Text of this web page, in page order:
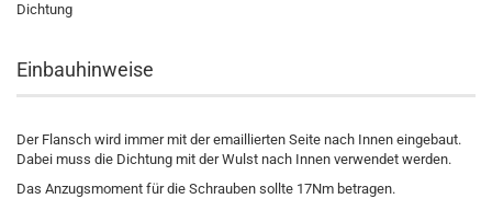
Dichtung
Einbauhinweise
Der Flansch wird immer mit der emaillierten Seite nach Innen eingebaut.
Dabei muss die Dichtung mit der Wulst nach Innen verwendet werden.
Das Anzugsmoment für die Schrauben sollte 17Nm betragen.